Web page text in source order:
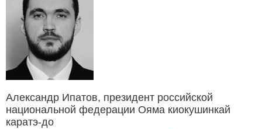
Александр Ипатов, президент российской
национальной федерации Ояма киокушинкай
каратэ-до